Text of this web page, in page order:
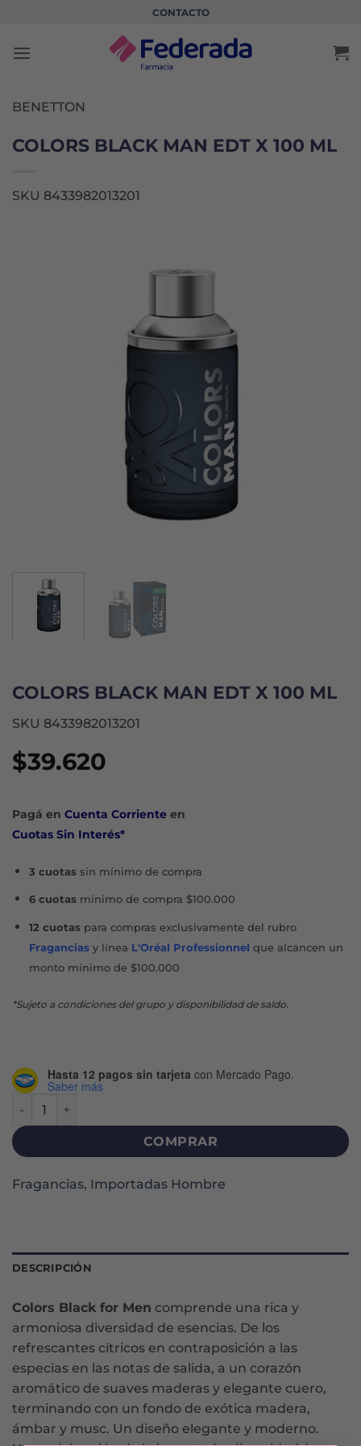
contenido
CONTACTO
BENETTON
COLORS BLACK MAN EDT X 100 ML
SKU 8433982013201
COLORS BLACK MAN EDT X 100 ML
SKU 8433982013201
$39.620
Pagá en Cuenta Corriente en
Cuotas Sin Interés*
3 cuotassin mínimo de compra
6 cuotasmínimo de compra $100.000
12 cuotaspara compras exclusivamente del rubro
Fraganciasy línea L'Oréal Professionnel que alcancen un
monto mínimo de $100.000
*Sujeto a condiciones del grupo y disponibilidad de saldo.
Hasta 12 pagos sin tarjeta con Mercado Pago.
Saber más
COMPRAR
Fragancias, Importadas Hombre
DESCRIPCIÓN
Colors Black for Men comprende una rica y
armoniosa diversidad de esencias. De los
refrescantes cítricos en contraposición a las
especias en las notas de salida, a un corazón
aromático de suaves maderas y elegante cuero,
terminando con un fondo de exótica madera,
ámbar y musc. Un diseño elegante y moderno.